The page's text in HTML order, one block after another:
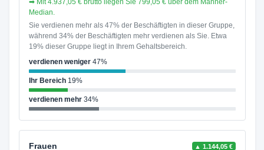
➡ Mit 4.937,05 € brutto liegen Sie 799,05 € über dem Männer-
Median.
Sie verdienen mehr als 47% der Beschäftigten in dieser Gruppe,
während 34% der Beschäftigten mehr verdienen als Sie. Etwa
19% dieser Gruppe liegt in Ihrem Gehaltsbereich.
verdienen weniger47%
Ihr Bereich19%
verdienen mehr34%
Frauen ▲ 1.144,05 €